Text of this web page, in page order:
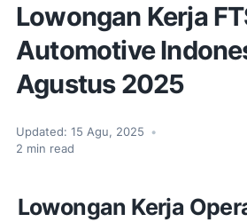
Lowongan Kerja
Automotive
Agustus 2025
Updated: 15 Agu, 2025
•
2 min read
Lowongan Kerja